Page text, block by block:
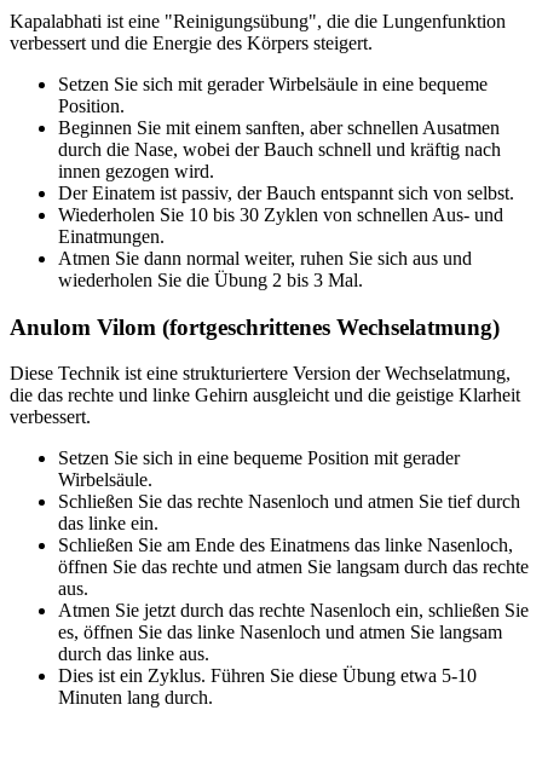
Kapalabhati ist eine "Reinigungsübung", die die Lungenfunktion
verbessert und die Energie des Körpers steigert.
Setzen Sie sich mit gerader Wirbelsäule in eine bequeme
Position.
Beginnen Sie mit einem sanften, aber schnellen Ausatmen
durch die Nase, wobei der Bauch schnell und kräftig nach
innen gezogen wird.
Der Einatem ist passiv, der Bauch entspannt sich von selbst.
Wiederholen Sie 10 bis 30 Zyklen von schnellen Aus- und
Einatmungen.
Atmen Sie dann normal weiter, ruhen Sie sich aus und
wiederholen Sie die Übung 2 bis 3 Mal.
Anulom Vilom (fortgeschrittenes Wechselatmung)
Diese Technik ist eine strukturiertere Version der Wechselatmung,
die das rechte und linke Gehirn ausgleicht und die geistige Klarheit
verbessert.
Setzen Sie sich in eine bequeme Position mit gerader
Wirbelsäule.
Schließen Sie das rechte Nasenloch und atmen Sie tief durch
das linke ein.
Schließen Sie am Ende des Einatmens das linke Nasenloch,
öffnen Sie das rechte und atmen Sie langsam durch das rechte
aus.
Atmen Sie jetzt durch das rechte Nasenloch ein, schließen Sie
es, öffnen Sie das linke Nasenloch und atmen Sie langsam
durch das linke aus.
Dies ist ein Zyklus. Führen Sie diese Übung etwa 5-10
Minuten lang durch.